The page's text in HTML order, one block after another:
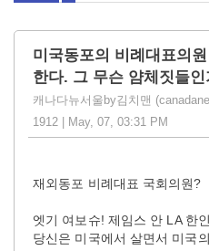
미국동포의 비례대표의
한다. 그 무슨 얌체짓들인
캐나다뉴서울by김치맨
1912 | May, 07, 03:31 PM
재외동포 비례대표 국회의원?
엣기 여보슈! 제임스 안 LA 한
당신은 미국에서 살면서 미국